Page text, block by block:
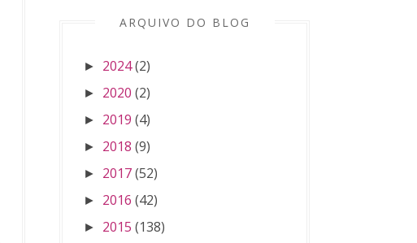
ARQUIVO DO BLOG
► 2024(2)
► 2020 (2)
► 2019 (4)
► 2018 (9)
► 2017(52)
► 2016 (42)
► 2015 (138)